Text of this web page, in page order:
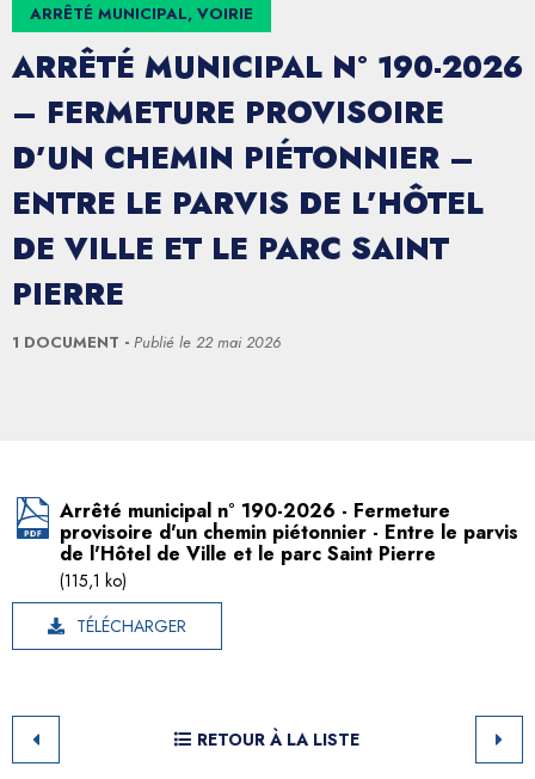
ARRÊTÉ MUNICIPAL, VOIRIE
ARRÊTÉ MUNICIPAL N° 190-2026
– FERMETURE PROVISOIRE
D’UN CHEMIN PIÉTONNIER –
ENTRE LE PARVIS DE L’HÔTEL
DE VILLE ET LE PARC SAINT
PIERRE
1 DOCUMENT Publié le 22 mai 2026
Arrêté municipal n° 190-2026 - Fermeture
provisoire d'un chemin piétonnier - Entre le parvis
de l'Hôtel de Ville et le parc Saint Pierre
(115,1 ko)
TÉLÉCHARGER
RETOUR À LA LISTE